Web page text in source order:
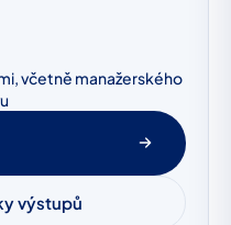
včetně manažerského
výstupů